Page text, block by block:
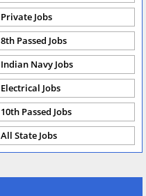
Private Jobs
8th Passed Jobs
Indian Navy Jobs
Electrical Jobs
10th Passed Jobs
All State Jobs